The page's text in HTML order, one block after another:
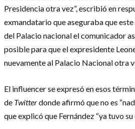
Presidencia otra vez”, escribió en
exmandatario que aseguraba que
del Palacio nacional el comunicador
posible para que el expresidente
nuevamente al Palacio Nacional otra
El influencer se expresó en esos
de Twitterdonde afirmó que no es
que explicó que Fernández “ya tuvo